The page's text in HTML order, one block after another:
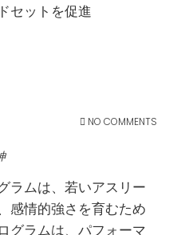
セットを促進
NO COMMENTS
ラムは、若いアスリー
感情的強さを育むため
グラムは、パフォーマ